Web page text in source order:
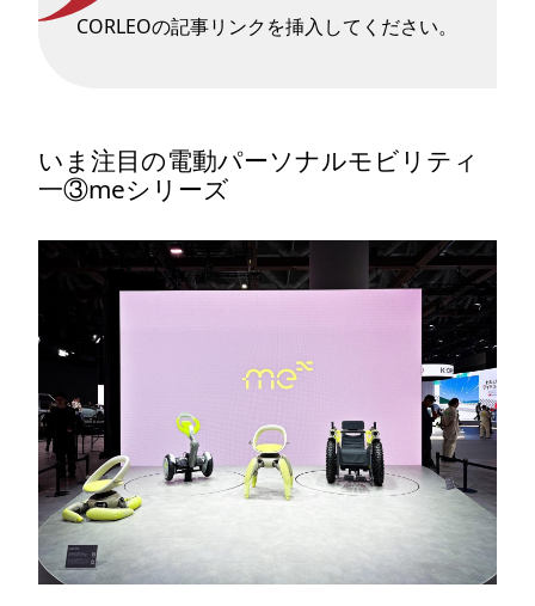
CORLEOの記事リンクを挿入してください。
いま注目の電動パーソナルモビリティ
一③meシリーズ